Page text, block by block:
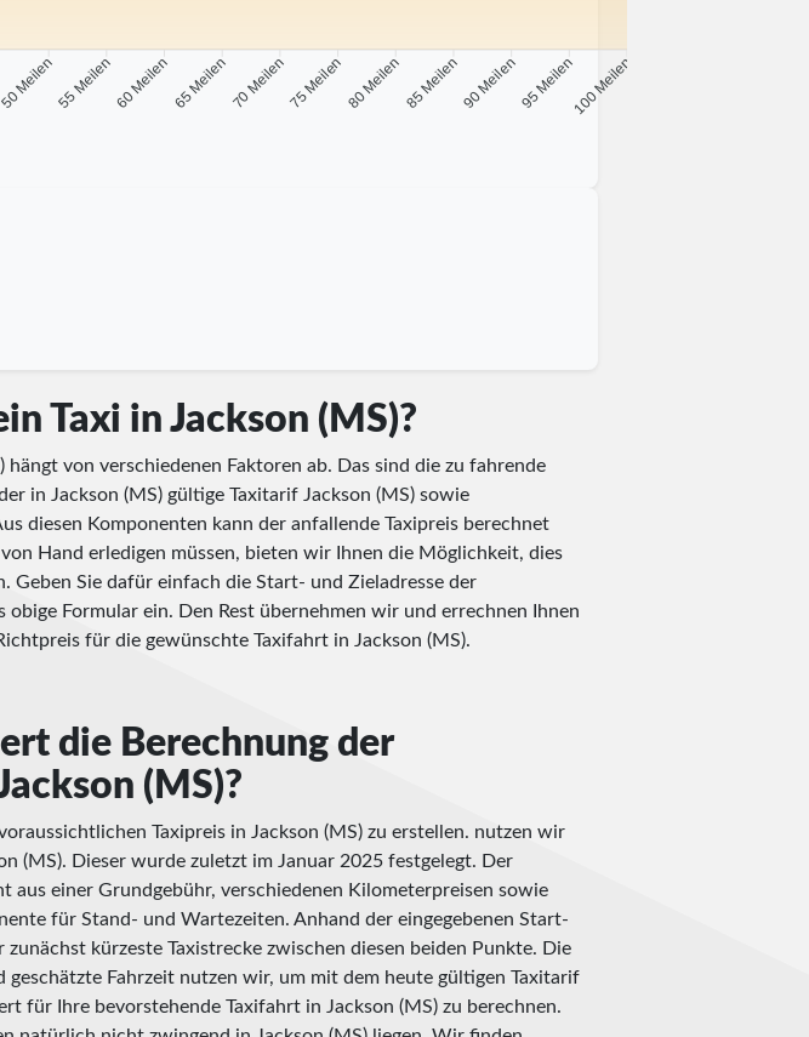
50 Meilen55 Meilen60 Meilen65 Meilen70 Meilen75 Meilen80 Meilen85 Meilen90 Meilen95 Meilen100 Meilen
Taxi in Jackson (MS)?
hängt von verschiedenen Faktoren ab. Das sind die zu fahrende
in Jackson (MS) gültige Taxitarif Jackson (MS) sowie
diesen Komponenten kann der anfallende Taxipreis berechnet
Hand erledigen müssen, bieten wir Ihnen die Möglichkeit, dies
Geben Sie dafür einfach die Start- und Zieladresse der
obige Formular ein. Den Rest übernehmen wir und errechnen Ihnen
für die gewünschte Taxifahrt in Jackson (MS).
die Berechnung der
(MS)?
Taxipreis in Jackson (MS) zu erstellen. nutzen wir
(MS). Dieser wurde zuletzt im Januar 2025 festgelegt. Der
aus einer Grundgebühr, verschiedenen Kilometerpreisen sowie
für Stand- und Wartezeiten. Anhand der eingegebenen Start-
kürzeste Taxistrecke zwischen diesen beiden Punkte. Die
geschätzte Fahrzeit nutzen wir, um mit dem heute gültigen Taxitarif
für Ihre bevorstehende Taxifahrt in Jackson (MS) zu berechnen.